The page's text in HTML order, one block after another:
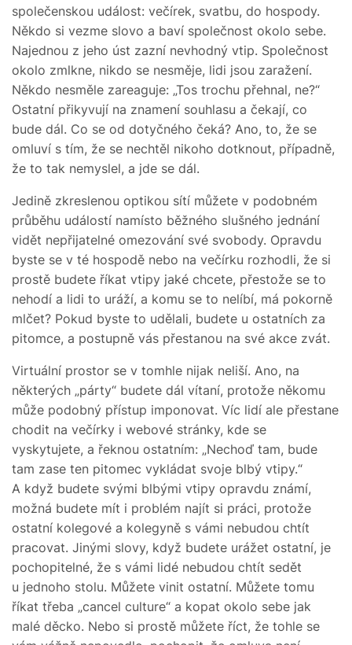
společenskou událost: večírek, svatbu, do hospody.
Někdo si vezme slovo a baví společnost okolo sebe.
Najednou z jeho úst zazní nevhodný vtip. Společnost
okolo zmlkne, nikdo se nesměje, lidi jsou zaražení.
Někdo nesměle zareaguje: „Tos trochu přehnal, ne?“
Ostatní přikyvují na znamení souhlasu a čekají, co
bude dál. Co se od dotyčného čeká? Ano, to, že se
omluví s tím, že se nechtěl nikoho dotknout, případně,
že to tak nemyslel, a jde se dál.
Jedině zkreslenou optikou sítí můžete v podobném
průběhu událostí namísto běžného slušného jednání
vidět nepřijatelné omezování své svobody. Opravdu
byste se v té hospodě nebo na večírku rozhodli, že si
prostě budete říkat vtipy jaké chcete, přestože se to
nehodí a lidi to uráží, a komu se to nelíbí, má pokorně
mlčet? Pokud byste to udělali, budete u ostatních za
pitomce, a postupně vás přestanou na své akce zvát.
Virtuální prostor se v tomhle nijak neliší. Ano, na
některých „párty“ budete dál vítaní, protože někomu
může podobný přístup imponovat. Víc lidí ale přestane
chodit na večírky i webové stránky, kde se
vyskytujete, a řeknou ostatním: „Nechoď tam, bude
tam zase ten pitomec vykládat svoje blbý vtipy.“
A když budete svými blbými vtipy opravdu známí,
možná budete mít i problém najít si práci, protože
ostatní kolegové a kolegyně s vámi nebudou chtít
pracovat. Jinými slovy, když budete urážet ostatní, je
pochopitelné, že s vámi lidé nebudou chtít sedět
u jednoho stolu. Můžete vinit ostatní. Můžete tomu
říkat třeba „cancel culture“ a kopat okolo sebe jak
malé děcko. Nebo si prostě můžete říct, že tohle se